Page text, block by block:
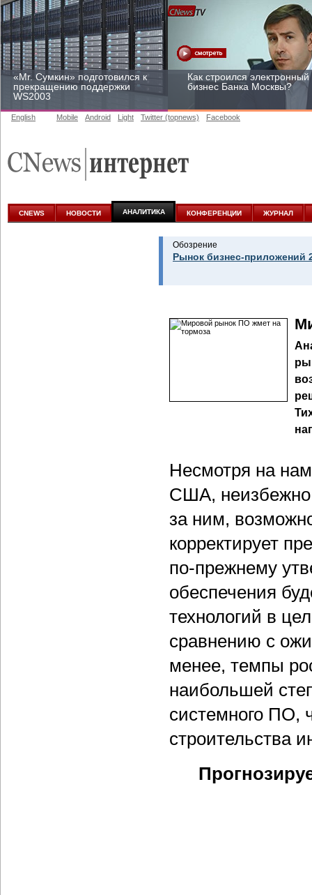
«Mr. Сумкин» подготовился к
прекращению поддержки
WS2003
Как строился электронный
бизнес Банка Москвы?
к аналитике
участвовать
English Mobile Android Light Twitter (topnews) Facebook
CNEWS НОВОСТИ АНАЛИТИКА КОНФЕРЕНЦИИ ЖУРНАЛ
Обозрение
Рынок бизнес-приложений
Несмотря на
США, неизбежно
за ним,
корректирует
по-прежнему
обеспечения
технологий в
сравнению с
менее, темпы
наибольшей
системного ПО,
строительства